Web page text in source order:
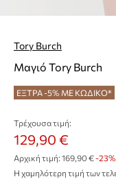
Tory Burch
Μαγιό Tory Burch
ΕΞΤΡΑ -5% ΜΕ ΚΩΔΙΚΟ*
Τρέχουσα τιμή:
129,90 €
Αρχική τιμή: 169,90 €-23%
Η χαμηλότερη τιμή των